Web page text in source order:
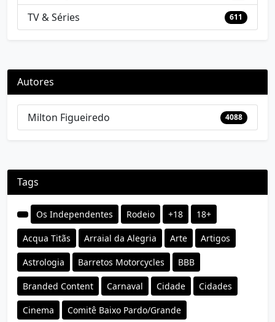
TV & Séries 611
Autores
Milton Figueiredo 4088
Tags
Os Independentes Rodeio +18 18+
Acqua Titãs Arraial da Alegria Arte Artigos
Astrologia Barretos Motorcycles BBB
Branded Content Carnaval Cidade Cidades
Cinema Comitê Baixo Pardo/Grande